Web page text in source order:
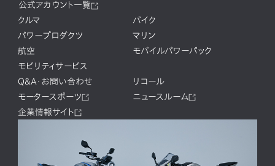
公式アカウント一覧
クルマ
バイク
パワープロダクツ
マリン
航空
モバイルパワーパック
モビリティサービス
Q&A・お問い合わせ
リコール
モータースポーツ
ニュースルーム
企業情報サイト